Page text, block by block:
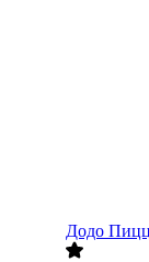
Додо